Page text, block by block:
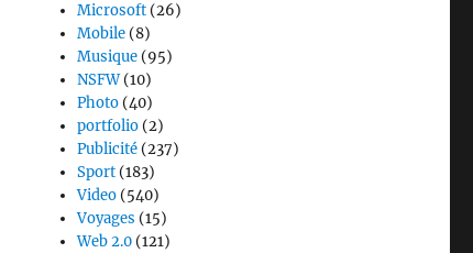
Microsoft (26)
Mobile (8)
Musique (95)
NSFW(10)
Photo (40)
portfolio (2)
Publicité (237)
Sport (183)
Video (540)
Voyages (15)
Web 2.0 (121)